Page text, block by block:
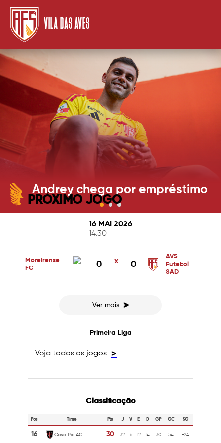
VILA DAS AVES
Andrey chega por empréstimo
PRÓXIMO JOGO
16 MAI 2026
14:30
Moreirense
FC
0 x 0
AVS
Futebol
SAD
Ver mais >
Primeira Liga
Veja todos os jogos >
Classificação
Pos Time Pts J V E D GP GC SG
16 Casa Pia AC 30 32 6 12 14 30 54 -24